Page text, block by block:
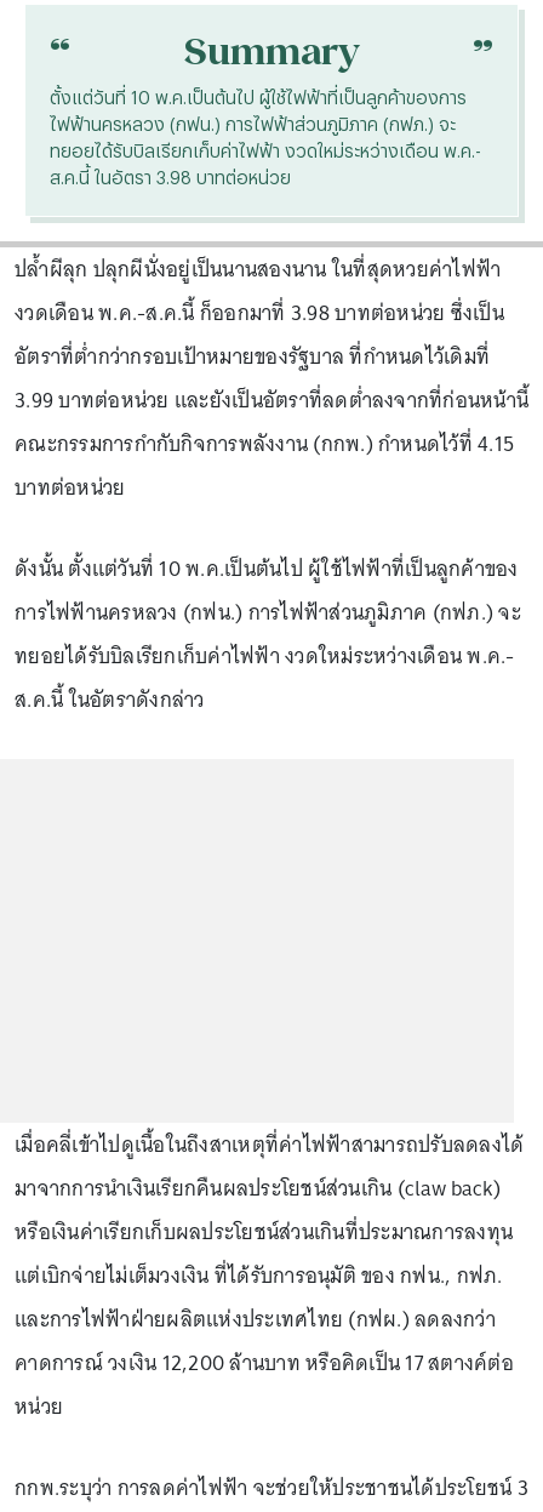
“ Summary “
ตั้งแต่วันที่ 10 พ.ค.เป็นต้นไป ผู้ใช้ไฟฟ้าที่เป็นลูกค้าของการ
ไฟฟ้านครหลวง (กฟน.) การไฟฟ้าส่วนภูมิภาค (กฟภ.) จะ
ทยอยได้รับบิลเรียกเก็บค่าไฟฟ้า งวดใหม่ระหว่างเดือน พ.ค.-
ส.ค.นี้ ในอัตรา 3.98 บาทต่อหน่วย
ปล้ำผีลุก ปลุกผีนั่งอยู่เป็นนานสองนาน ในที่สุดหวยค่าไฟฟ้า
งวดเดือน พ.ค.-ส.ค.นี้ ก็ออกมาที่ 3.98 บาทต่อหน่วย ซึ่งเป็น
อัตราที่ต่ำกว่ากรอบเป้าหมายของรัฐบาล ที่กำหนดไว้เดิมที่
3.99 บาทต่อหน่วย และยังเป็นอัตราที่ลดต่ำลงจากที่ก่อนหน้านี้
คณะกรรมการกำกับกิจการพลังงาน (กกพ.) กำหนดไว้ที่ 4.15
บาทต่อหน่วย
ดังนั้น ตั้งแต่วันที่ 10 พ.ค.เป็นต้นไป ผู้ใช้ไฟฟ้าที่เป็นลูกค้าของ
การไฟฟ้านครหลวง (กฟน.) การไฟฟ้าส่วนภูมิภาค (กฟภ.) จะ
ทยอยได้รับบิลเรียกเก็บค่าไฟฟ้า งวดใหม่ระหว่างเดือน พ.ค.-
ส.ค.นี้ ในอัตราดังกล่าว
เมื่อคลี่เข้าไปดูเนื้อในถึงสาเหตุที่ค่าไฟฟ้าสามารถปรับลดลงได้
มาจากการนำเงินเรียกคืนผลประโยชน์ส่วนเกิน (claw back)
หรือเงินค่าเรียกเก็บผลประโยชน์ส่วนเกินที่ประมาณการลงทุน
แต่เบิกจ่ายไม่เต็มวงเงิน ที่ได้รับการอนุมัติ ของ กฟน., กฟภ.
และการไฟฟ้าฝ่ายผลิตแห่งประเทศไทย (กฟผ.) ลดลงกว่า
คาดการณ์ วงเงิน 12,200 ล้านบาท หรือคิดเป็น 17 สตางค์ต่อ
หน่วย
กกพ.ระบุว่า การลดค่าไฟฟ้า จะช่วยให้ประชาชนได้ประโยชน์ 3